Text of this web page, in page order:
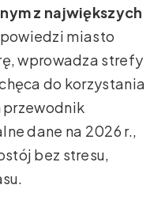
z największych
miasto
wprowadza strefy
do korzystania
przewodnik
dane na 2026 r.,
bez stresu,